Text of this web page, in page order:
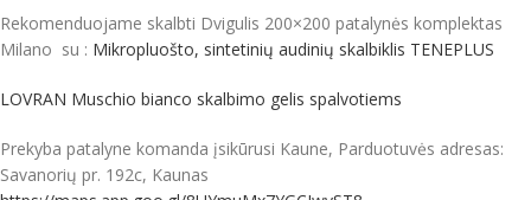
Rekomenduojame skalbti Dvigulis 200×200 patalynės komplektas
Milano su : Mikropluošto, sintetinių audinių skalbiklis TENEPLUS
LOVRAN Muschio bianco skalbimo gelis spalvotiems
Prekyba patalyne komanda įsikūrusi Kaune, Parduotuvės adresas:
Savanorių pr. 192c, Kaunas